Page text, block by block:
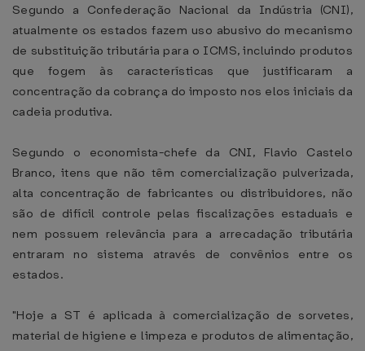
Segundo a Confederação Nacional da Indústria (CNI),
atualmente os estados fazem uso abusivo do mecanismo
de substituição tributária para o ICMS, incluindo produtos
que fogem às características que justificaram a
concentração da cobrança do imposto nos elos iniciais da
cadeia produtiva.
Segundo o economista-chefe da CNI, Flavio Castelo
Branco, itens que não têm comercialização pulverizada,
alta concentração de fabricantes ou distribuidores, não
são de difícil controle pelas fiscalizações estaduais e
nem possuem relevância para a arrecadação tributária
entraram no sistema através de convênios entre os
estados.
"Hoje a ST é aplicada à comercialização de sorvetes,
material de higiene e limpeza e produtos de alimentação,